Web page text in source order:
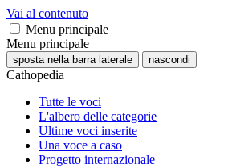
Vai al contenuto
Menu principale
Menu principale
sposta nella barra laterale nascondi
Cathopedia
Tutte le voci
L'albero delle categorie
Ultime voci inserite
Una voce a caso
Progetto internazionale